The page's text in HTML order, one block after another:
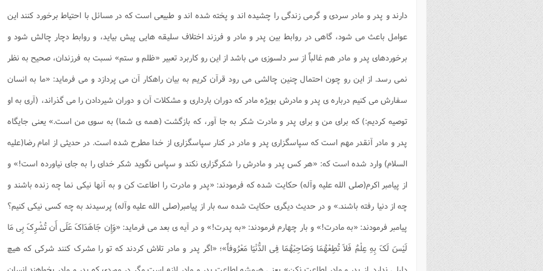
شماره اول فصل نامه تربیت تبلیغی
شماره دوم فصل نامه تربیت تبلیغی
پيش شماره 2 فصلنامه مطالعات معنوی
شماره اول فصل نامه مطالعات معنوی
شماره هشتم و نهم فصل‌نامه مطالعات معنوی
شماره دهم فصل‌نامه مطالعات معنوی
فصل نامه سبک زندگی
آئین دوست یابی
دارند و پدر و مادر سردی و گرمی زندگی را چشیده اند و پخته شده اند و طبیعی است که در مسائل با احتیاط برخورد کنند این
عوامل باعث می شود، گاهی در روابط بین پدر و مادر و فرزند اختلاف سلیقه هایی پیش بیاید، و روابط دچار چالش شود و
برخوردهای پدر و مادر هم غالباً از سر دلسوزی می باشد از این رو کاربرد تعبیر «ظلم و ستم» نسبت به فرزندان، صحیح به نظر
نمی رسد. از این رو چون احتمال چنین چالشی می رود قرآن کریم به بیان راهکار آن می پردازد و می فرماید: «ما به انسان
سفارش می کنیم درباره ی پدر و مادرش بویژه مادر که دوران بارداری و مشکلات آن و دوران شیردادن را می گذراند، (آری به او
توصیه کردیم:) که برای من و برای پدر و مادرت شکر به جا آور، که بازگشت (همه ی شما) به سوی من است.» یعنی جایگاه
پدر و مادر آنقدر مهم است که سپاسگزاری پدر و مادر در کنار سپاسگزاری از خدا مطرح شده است. در حدیثی از امام رضا(علیه
السلام) وارد شده است که: «هر کس پدر و مادرش را شکرگزاری نکند و سپاس نگوید شکر خدای را به جای نیاورده است!» و
از پیامبر اکرم(صلی الله علیه وآله) حکایت شده که فرمودند: «پدر و مادرت را اطاعت کن و به آنها نیکی نما چه زنده باشند و
چه از دنیا رفته باشند.» و در حدیث دیگری حکایت شده سه بار از پیامبر(صلی الله علیه وآله) پرسیدند به چه کسی نیکی کنیم؟
پیامبر فرمودند: «به مادرت!» و بار چهارم فرمودند: «به پدرت!» و در آیه ی بعد می فرماید: «وَإِن جَاهَدَاکَ عَلَی‌ أَن تُشْرِکَ بِی مَا
لَیْسَ لَکَ بِهِ عِلْمٌ فَلاَ تُطِعْهُمَا وَصَاحِبْهُمَا فِی الدُّنْیَا مَعْرُوفاً»؛ «اگر پدر و مادر تلاش کردند که تو را مشرک کنند شرکی که هیچ